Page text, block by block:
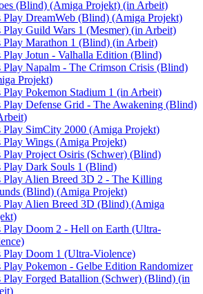
(Blind) (Amiga Projekt) (in Arbeit)
Play DreamWeb (Blind) (Amiga Projekt)
Play Guild Wars 1 (Mesmer) (in Arbeit)
Play Marathon 1 (Blind) (in Arbeit)
Play Jotun - Valhalla Edition (Blind)
Play Napalm - The Crimson Crisis (Blind)
Projekt)
Play Pokemon Stadium 1 (in Arbeit)
Play Defense Grid - The Awakening (Blind)
Play SimCity 2000 (Amiga Projekt)
Play Wings (Amiga Projekt)
Play Project Osiris (Schwer) (Blind)
Play Dark Souls 1 (Blind)
Play Alien Breed 3D 2 - The Killing
(Blind) (Amiga Projekt)
Play Alien Breed 3D (Blind) (Amiga
Play Doom 2 - Hell on Earth (Ultra-
Play Doom 1 (Ultra-Violence)
Play Pokemon - Gelbe Edition Randomizer
Play Forged Batallion (Schwer) (Blind) (in